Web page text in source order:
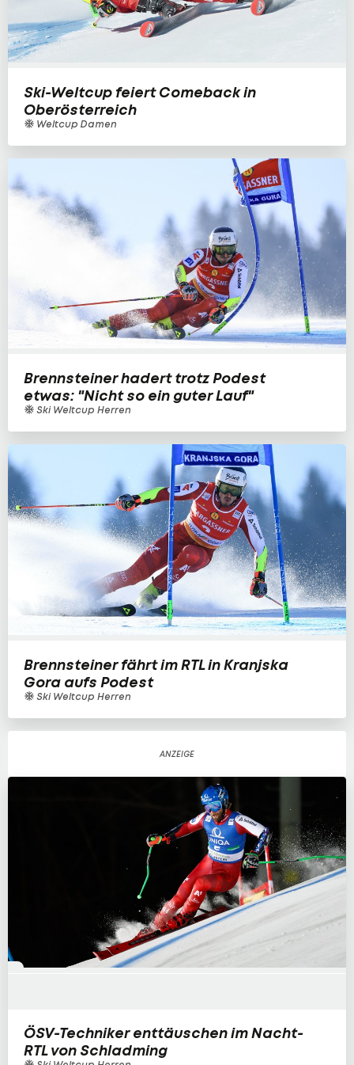
Ski-Weltcup feiert Comeback in
Oberösterreich
Weltcup Damen
Brennsteiner hadert trotz Podest
etwas: "Nicht so ein guter Lauf"
Ski Weltcup Herren
Brennsteiner fährt im RTL in Kranjska
Gora aufs Podest
Ski Weltcup Herren
ÖSV-Techniker enttäuschen im Nacht-
RTL von Schladming